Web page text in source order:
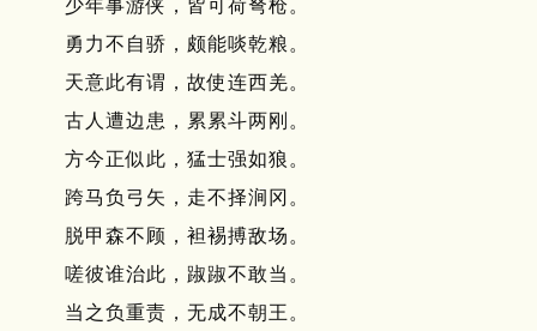
少年事游侠，皆可荷弩枪。
勇力不自骄，颇能啖乾粮。
天意此有谓，故使连西羌。
古人遭边患，累累斗两刚。
方今正似此，猛士强如狼。
跨马负弓矢，走不择涧冈。
脱甲森不顾，袒裼搏敌场。
嗟彼谁治此，踧踧不敢当。
当之负重责，无成不朝王。